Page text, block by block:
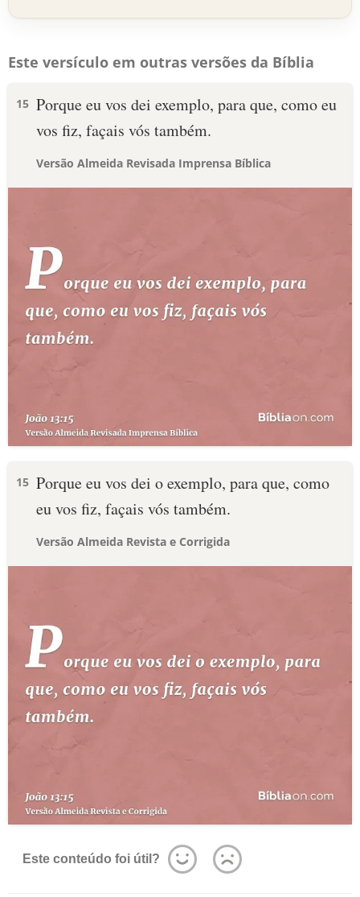
Este versículo em outras versões da Bíblia
15 Porque eu vos dei exemplo, para que, como eu
vos fiz, façais vós também.
Versão Almeida Revisada Imprensa Bíblica
15 Porque eu vos dei o exemplo, para que, como
eu vos fiz, façais vós também.
Versão Almeida Revista e Corrigida
Este conteúdo foi útil?